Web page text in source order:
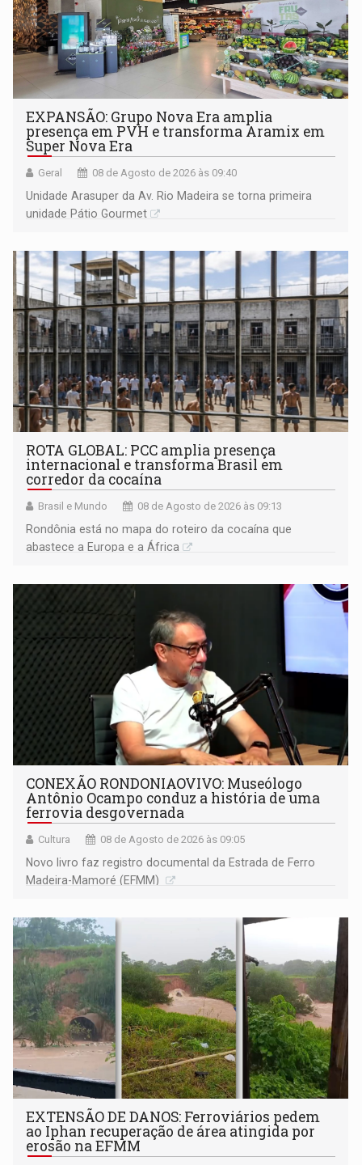
EXPANSÃO: Grupo Nova Era amplia
presença em PVH e transforma Aramix em
Super Nova Era
Geral 08 de Agosto de 2026 às 09:40
Unidade Arasuper da Av. Rio Madeira se torna primeira
unidade Pátio Gourmet
ROTA GLOBAL: PCC amplia presença
internacional e transforma Brasil em
corredor da cocaína
Brasil e Mundo 08 de Agosto de 2026 às 09:13
Rondônia está no mapa do roteiro da cocaína que
abastece a Europa e a África
CONEXÃO RONDONIAOVIVO: Museólogo
Antônio Ocampo conduz a história de uma
ferrovia desgovernada
Cultura 08 de Agosto de 2026 às 09:05
Novo livro faz registro documental da Estrada de Ferro
Madeira-Mamoré (EFMM)
EXTENSÃO DE DANOS: Ferroviários pedem
ao Iphan recuperação de área atingida por
erosão na EFMM